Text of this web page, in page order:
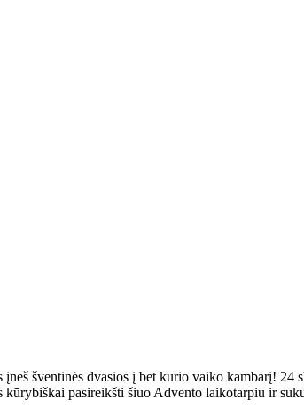
įneš šventinės dvasios į bet kurio vaiko kambarį!
kūrybiškai pasireikšti šiuo Advento laikotarpiu ir